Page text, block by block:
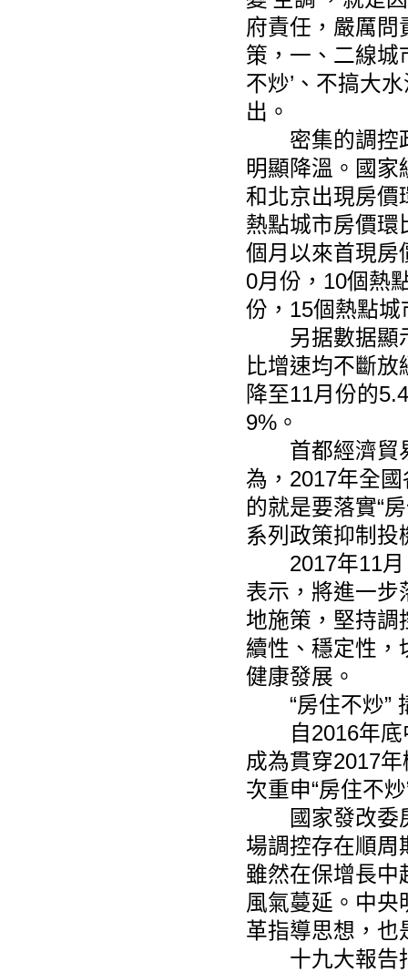
府責任，嚴厲問
策，一、二線城
不炒’、不搞大
出。
密集的調控政
明顯降溫。國家
和北京出現房價
熱點城市房價環
個月以來首現房
0月份，10個熱
份，15個熱點
另据數据顯示
比增速均不斷
降至11月份的
9%。
首都經濟貿易
為，2017年全
的就是要落實“
系列政策抑制投
2017年11月
表示，將進一步
地施策，堅持調
續性、穩定性，
健康發展。
“房住不炒”
自2016年底中
成為貫穿2017
次重申“房住不
國家發改委房
場調控存在順周
雖然在保增長中
風氣蔓延。中央
革指導思想，也
十九大報告指